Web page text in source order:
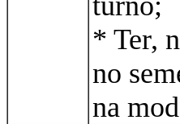
* Ter,
no
na